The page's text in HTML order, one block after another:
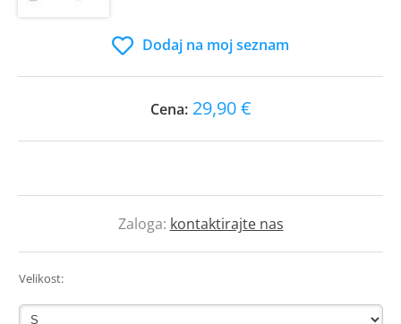
Dodaj na moj seznam
Cena: 29,90 €
Zaloga: kontaktirajte nas
Velikost: